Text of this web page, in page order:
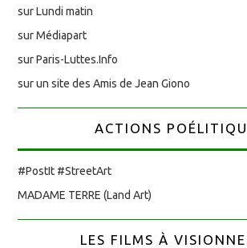
sur Lundi matin
sur Médiapart
sur Paris-Luttes.Info
sur un site des Amis de Jean Giono
ACTIONS
#PostIt #StreetArt
MADAME TERRE (Land Art)
LES FILMS À